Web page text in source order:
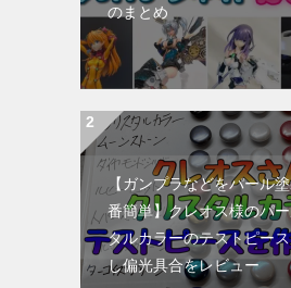
のまとめ
【ガンプラなどをパール
番簡単】クレオス様のパ
タルカラーのテストピー
し偏光具合をレビュー